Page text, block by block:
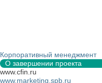
Корпоративный менеджмент
О завершении проекта
www.cfin.ru
www.marketing.spb.ru